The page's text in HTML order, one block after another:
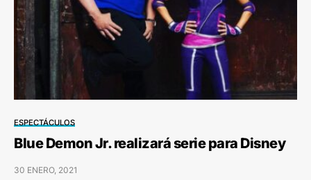
ESPECTÁCULOS
Blue Demon Jr. realizará serie para Disney
30 ENERO, 2021